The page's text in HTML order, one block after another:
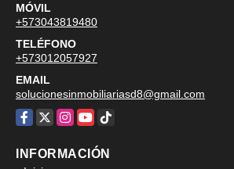
MÓVIL
+573043819480
TELÉFONO
+573012057927
EMAIL
solucionesinmobiliariasd8@gmail.com
Facebook
X Instagram
YouTube
TikTok
INFORMACIÓN